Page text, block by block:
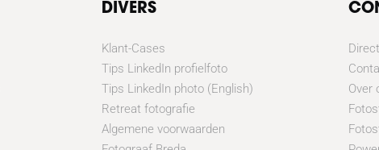
DIVERS
Klant-Cases
Tips LinkedIn profielfoto
Tips LinkedIn photo (English)
Retreat fotografie
Algemene voorwaarden
Over